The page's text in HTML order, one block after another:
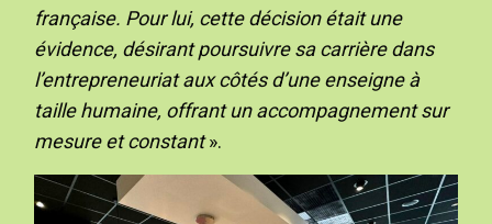
française. Pour lui, cette décision était une
évidence, désirant poursuivre sa carrière dans
l’entrepreneuriat aux côtés d’une enseigne à
taille humaine, offrant un accompagnement sur
mesure et constant».